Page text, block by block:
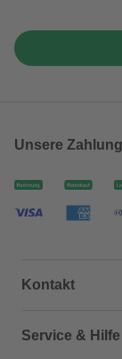
Unsere
Kontakt
Dein Kontakt
Service & Hilfe